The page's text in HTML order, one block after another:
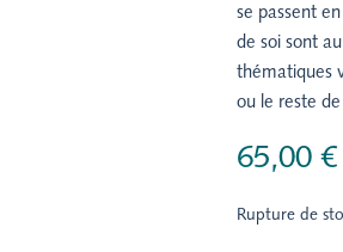
se passent
de soi sont
thématiques
ou le reste
65,00 €
Rupture de